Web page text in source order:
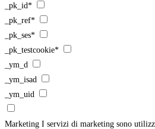
_pk_id*
_pk_ref*
_pk_ses*
_pk_testcookie*
_ym_d
_ym_isad
_ym_uid
Marketing I servizi di marketing sono